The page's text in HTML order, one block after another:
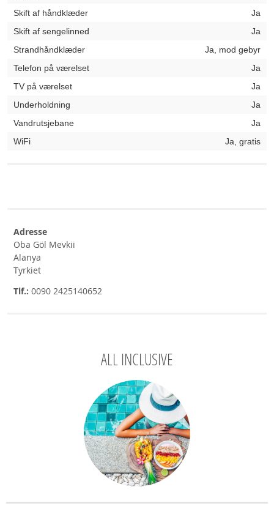
Skift af håndklæder
Ja
Skift af sengelinned
Ja
Strandhåndklæder
Ja, mod gebyr
Telefon på værelset
Ja
TV på værelset
Ja
Underholdning
Ja
Vandrutsjebane
Ja
WiFi
Ja, gratis
Adresse
Oba Göl Mevkii
Alanya
Tyrkiet
Tlf.: 0090 2425140652
ALL INCLUSIVE